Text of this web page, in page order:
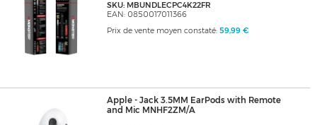
SKU: MBUNDLECPC4K22FR
EAN: 0850017011366
Prix de vente moyen constaté: 59,99 €
Apple - Jack 3.5MM EarPods with Remote
and Mic MNHF2ZM/A